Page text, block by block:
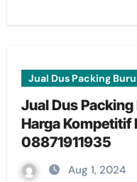
Jual Dus Packing
Jual Dus
Harga Kompetitif
08871911935
Aug 1, 2024